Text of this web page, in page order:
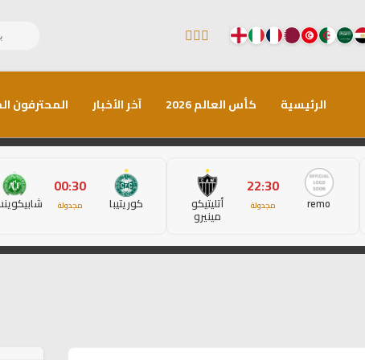
الرئيسية كأس العالم 2026 آخر الأخبار المحترفون
remo
22:30
مجدولة أتليتيكو
مينيرو
كوريتيبا
00:30
مجدولة